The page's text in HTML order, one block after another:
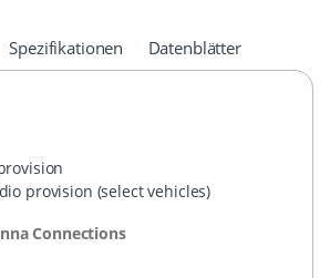
Spezifikationen Datenblätter
provision (select vehicles)
Connections